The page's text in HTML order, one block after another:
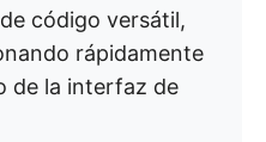
código versátil,
rápidamente
de la interfaz de